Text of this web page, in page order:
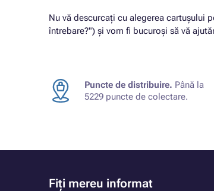
Nu vă descurcați cu alegerea cartușului
întrebare?") și vom fi bucuroși să vă
Puncte de distribuire. Până la
5229 puncte de colectare.
Fiți mereu informat